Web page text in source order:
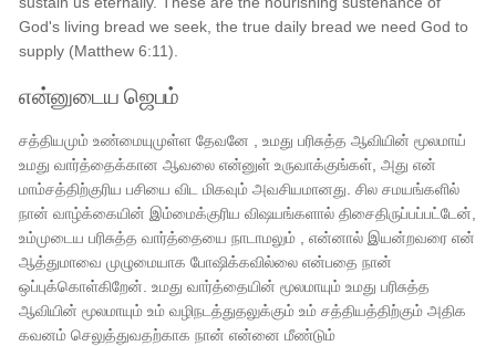
God's living bread we seek, the true daily bread we need God to
supply (Matthew 6:11).
என்னுடைய ஜெபம்
சத்தியமும் உண்மையுமுள்ள தேவனே , உமது பரிசுத்த ஆவியின் மூலமாய்
உமது வார்த்தைக்கான ஆவலை என்னுள் உருவாக்குங்கள், அது என்
மாம்சத்திற்குரிய பசியை விட மிகவும் அவசியமானது. சில சமயங்களில்
நான் வாழ்க்கையின் இம்மைக்குரிய விஷயங்களால் திசைதிருப்பப்பட்டேன்,
உம்முடைய பரிசுத்த வார்த்தையை நாடாமலும் , என்னால் இயன்றவரை என்
ஆத்துமாவை முழுமையாக போஷிக்கவில்லை என்பதை நான்
ஒப்புக்கொள்கிறேன். உமது வார்த்தையின் மூலமாயும் உமது பரிசுத்த
ஆவியின் மூலமாயும் உம் வழிநடத்துதலுக்கும் உம் சத்தியத்திற்கும் அதிக
கவனம் செலுத்துவதற்காக நான் என்னை மீண்டும்